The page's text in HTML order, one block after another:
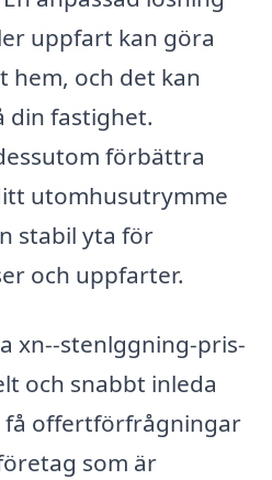
uppfart kan göra
hem, och det kan
din fastighet.
förbättra
utomhusutrymme
stabil yta för
och uppfarter.
xn--stenlggning-pris-
och snabbt inleda
få offertförfrågningar
som är